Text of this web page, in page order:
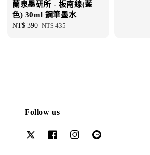
蘭泉墨研所 - 板南線(藍
色) 30ml 鋼筆墨水
Sale
NT$ 390 Regular
NT$ 435
Follow us